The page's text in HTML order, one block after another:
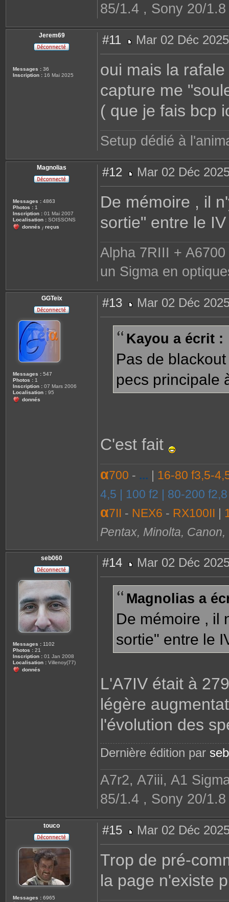
85/1.4 , Sony 20/
Jerem69
Messages : 36
Inscription : 16 Mai 2025
#11
e
Mar 02 Déc
oui mais la
capture me
( que je fais bcp
Setup dédié à
Magnolias
Messages : 4863
Photos : 1
Inscription : 01 Mai 2007
Localisation : SOISSONS
donnés / reçus
#12
e
Mar 02 Déc
De mémoire , il
sortie" entre le
Alpha 7RIII +
un Sigma en
GGTeix
Messages : 547
Photos : 1
Inscription : 07 Mars 2006
Localisation : 95
donnés
#13
e
a
g
Mar 02 Déc
Kayou a écrit :
Pas de
pecs principale
C'est fait
α700 - ... | 16-80 f3,5-
4,5 | 100 f2 | 80-200
α7II - NEX6 - RX100II |
Pentax, Minolta, Canon,
seb060
Messages : 1102
Photos : 21
Inscription : 01 Jan 2008
Localisation : Villenoy(77)
donnés
#14
e
a
g
Mar 02 Déc
Magnolias a
De mémoire , il
sortie" entre le
L'A7IV était à
légère
l'évolution des
Dernière édition par
A7r2, A7iii, A1
85/1.4 , Sony 20/
touco
Messages : 6965
#15
e
Mar 02 Déc
Trop de pré-
la page n'existe